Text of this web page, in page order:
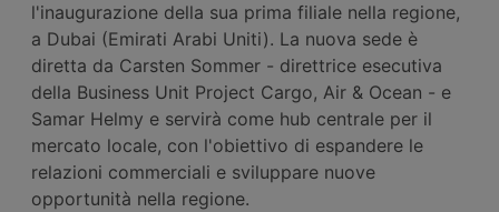
l'inaugurazione della sua prima filiale nella regione,
a Dubai (Emirati Arabi Uniti). La nuova sede è
diretta da Carsten Sommer - direttrice esecutiva
della Business Unit Project Cargo, Air & Ocean - e
Samar Helmy e servirà come hub centrale per il
mercato locale, con l'obiettivo di espandere le
relazioni commerciali e sviluppare nuove
opportunità nella regione.